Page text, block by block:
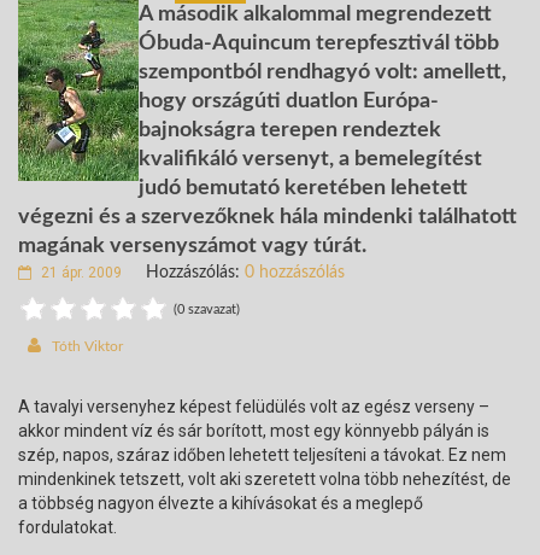
A második alkalommal megrendezett
Óbuda-Aquincum terepfesztivál több
szempontból rendhagyó volt: amellett,
hogy országúti duatlon Európa-
bajnokságra terepen rendeztek
kvalifikáló versenyt, a bemelegítést
judó bemutató keretében lehetett
végezni és a szervezőknek hála mindenki találhatott
magának versenyszámot vagy túrát.
21 ápr. 2009 Hozzászólás: 0 hozzászólás
(0 szavazat)
Tóth Viktor
A tavalyi versenyhez képest felüdülés volt az egész verseny –
akkor mindent víz és sár borított, most egy könnyebb pályán is
szép, napos, száraz időben lehetett teljesíteni a távokat. Ez nem
mindenkinek tetszett, volt aki szeretett volna több nehezítést, de
a többség nagyon élvezte a kihívásokat és a meglepő
fordulatokat.